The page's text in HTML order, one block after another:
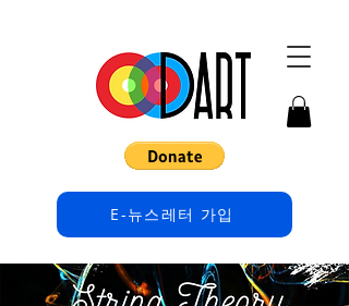
E-뉴스레터 가입